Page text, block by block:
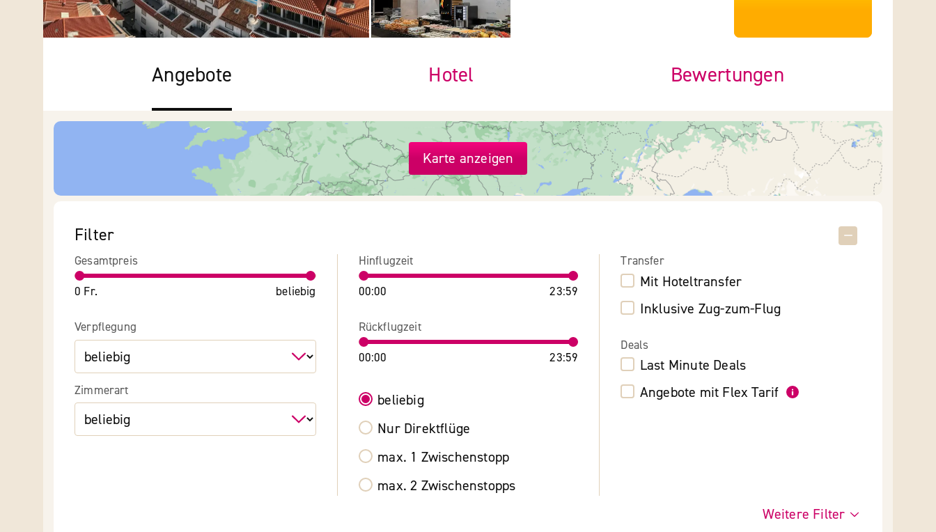
Angebote Hotel Bewertungen
Karte anzeigen
Filter
Gesamtpreis
0 Fr. beliebig
Verpflegung
Zimmerart
Hinflugzeit
00:00 23:59
Rückflugzeit
00:00 23:59
beliebig
Nur Direktflüge
max. 1 Zwischenstopp
max. 2 Zwischenstopps
Transfer
Mit Hoteltransfer
Inklusive Zug-zum-Flug
Deals
Last Minute Deals
Angebote mit Flex Tarif
Weitere Filter